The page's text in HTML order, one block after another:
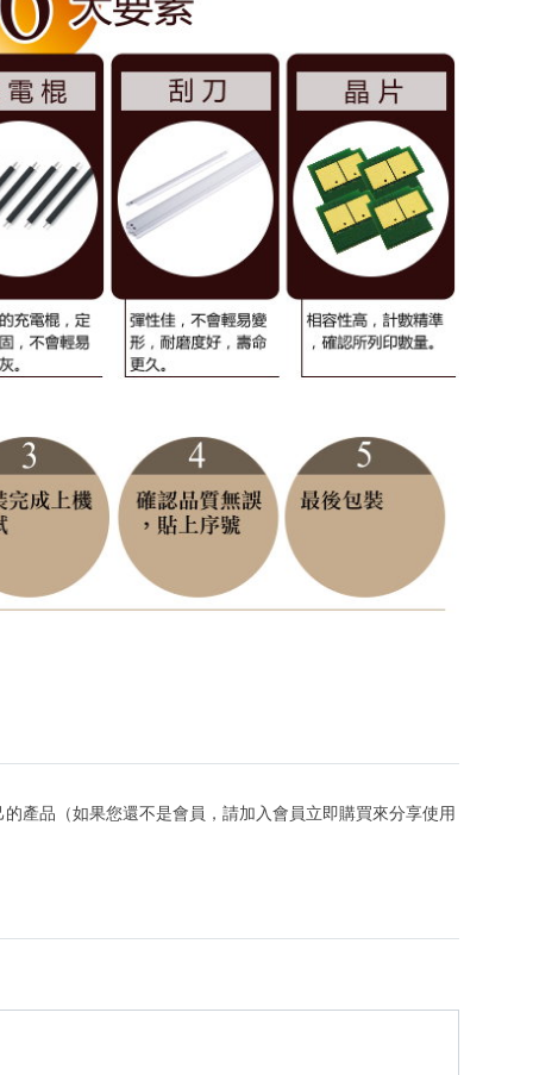
產品（如果您還不是會員，請加入會員立即購買來分享使用